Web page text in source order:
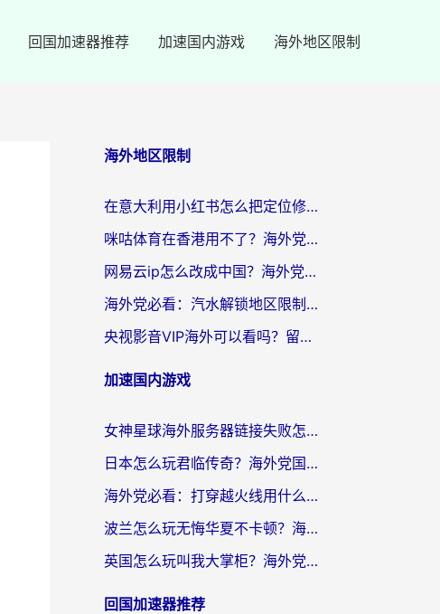
回国加速器推荐 加速国内游戏 海外地区限制
海外地区限制
在意大利用小红书怎么把定位修改到中国国内？3个实用技巧+1个靠谱工具帮你搞定
咪咕体育在香港用不了？海外党必看的回国加速器选择指南（附3个真实场景解决方案）
网易云ip怎么改成中国？海外党听音乐听书的无痛解决方案
海外党必看：汽水解锁地区限制怎么解除？3招解决国内影音&生活服务难题
央视影音VIP海外可以看吗？留学生亲测有效的回国加速器选择指南
加速国内游戏
女神星球海外服务器链接失败怎么解决？海外党国服游戏加速避坑指南
日本怎么玩君临传奇？海外党国服游戏加速避坑指南（附菲律宾欧洲玩家实测）
海外党必看：打穿越火线用什么加速器？解决延迟卡顿，还能玩奇妙拼图世界和第五人格
波兰怎么玩无悔华夏不卡顿？海外国服游戏加速器终极指南（附征途2萤火突击解决方案）
英国怎么玩叫我大掌柜？海外党国服游戏加速避坑指南（附实测推荐）
回国加速器推荐